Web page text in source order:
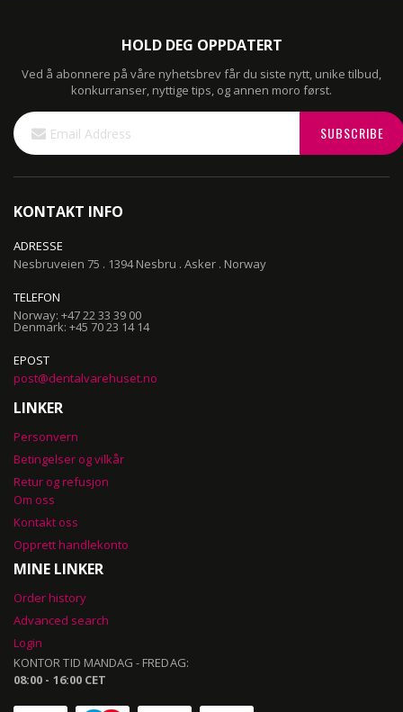
HOLD DEG OPPDATERT
Ved å abonnere på våre nyhetsbrev får du siste nytt, unike tilbud,
konkurranser, nyttige tips, og annen moro først.
Sign
Up
for
SUBSCRIBE
KONTAKT INFO
ADRESSE
Nesbruveien 75 . 1394 Nesbru . Asker . Norway
TELEFON
Norway: +47 22 33 39 00
Denmark: +45 70 23 14 14
EPOST
post@dentalvarehuset.no
LINKER
Personvern
Betingelser og vilkår
Retur og refusjon
Om oss
Kontakt oss
Opprett handlekonto
MINE LINKER
Order history
Advanced search
Login
KONTOR TID MANDAG - FREDAG:
08:00 - 16:00 CET